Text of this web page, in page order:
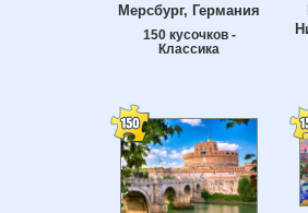
Мерсбург, Германия
150 кусочков -
Классика